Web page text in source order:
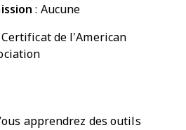
: Aucune
Certificat de l’American
apprendrez des outils